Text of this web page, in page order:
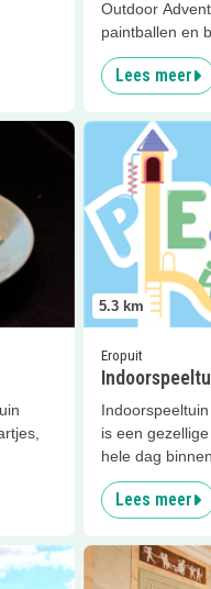
Outdoor
paintballen en
Lees meer
5.3 km
Eropuit
is een
hele dag
Lees meer
Lees meer
BurgersLees meer